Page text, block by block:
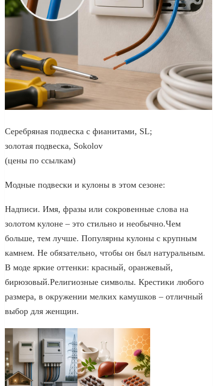
Серебряная подвеска с фианитами, SL;
золотая подвеска, Sokolov
(цены по ссылкам)
Модные подвески и кулоны в этом сезоне:
Надписи. Имя, фразы или сокровенные слова на
золотом кулоне – это стильно и необычно.Чем
больше, тем лучше. Популярны кулоны с крупным
камнем. Не обязательно, чтобы он был натуральным.
В моде яркие оттенки: красный, оранжевый,
бирюзовый.Религиозные символы. Крестики любого
размера, в окружении мелких камушков – отличный
выбор для женщин.